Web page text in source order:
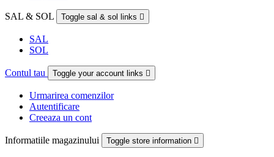
SAL & SOL Toggle sal & sol links 
SAL
SOL
Contul tau Toggle your account links 
Urmarirea comenzilor
Autentificare
Creeaza un cont
Informatiile magazinului Toggle store information 